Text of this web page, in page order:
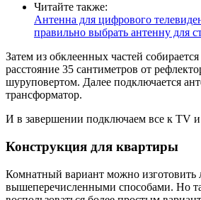
Читайте также:
Антенна для цифрового
правильно выбрать антенну для
Затем из обклеенных частей
расстояние 35 сантиметров от
шуруповертом. Далее подключается
трансформатор.
И в завершении подключаем все к TV
Конструкция для квартиры
Комнатный вариант можно
вышеперечисленными способами. Но